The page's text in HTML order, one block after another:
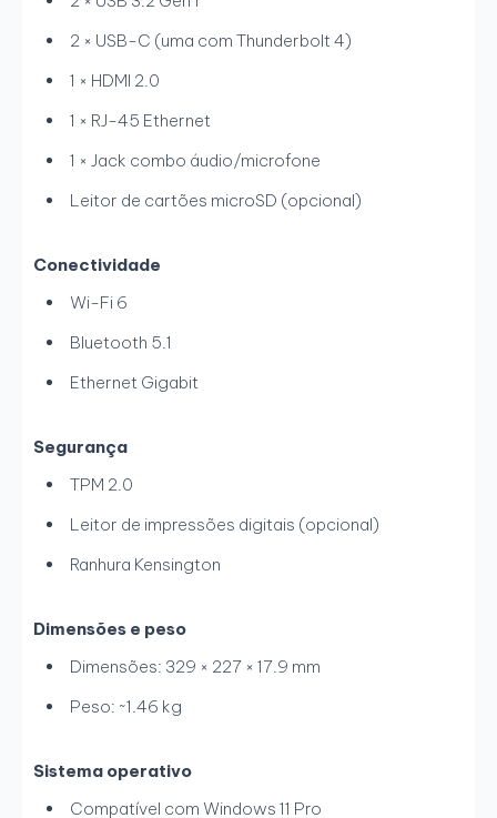
2 × USB-C (uma com Thunderbolt 4)
1 × HDMI 2.0
1 × RJ-45 Ethernet
1 × Jack combo áudio/microfone
Leitor de cartões microSD (opcional)
Conectividade
Wi-Fi 6
Bluetooth 5.1
Ethernet Gigabit
Segurança
TPM 2.0
Leitor de impressões digitais (opcional)
Ranhura Kensington
Dimensões e peso
Dimensões: 329 × 227 × 17.9 mm
Peso: ~1.46 kg
Sistema operativo
Compatível com Windows 11 Pro